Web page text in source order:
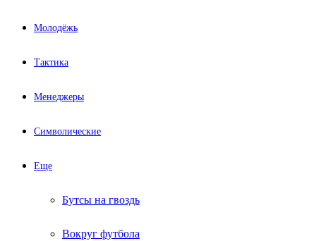
Молодёжь
Тактика
Менеджеры
Символические
Еще
Бутсы на гвоздь
Вокруг футбола